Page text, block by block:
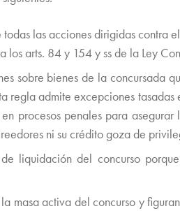
las acciones dirigidas contra
los arts. 84 y 154 y ss de la Ley
sobre bienes de la concursada
regla admite excepciones
procesos penales para
ni su crédito goza de
liquidación del concurso
masa activa del concurso y